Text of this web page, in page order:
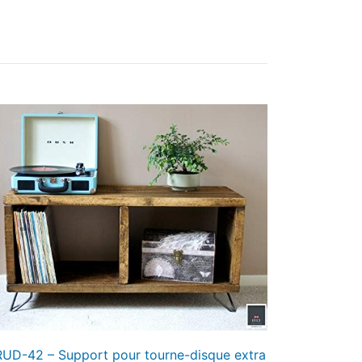
42 – Support pour tourne-disque extra